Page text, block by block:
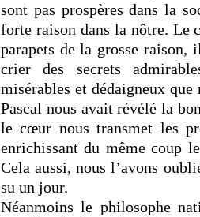
sont pas prospères dans la
forte raison dans la nôtre.
parapets de la grosse raison,
crier des secrets
misérables et dédaigneux
Pascal nous avait révélé la
le cœur nous transmet les
enrichissant du même coup
Cela aussi, nous l’avons
su un jour.
Néanmoins le philosophe